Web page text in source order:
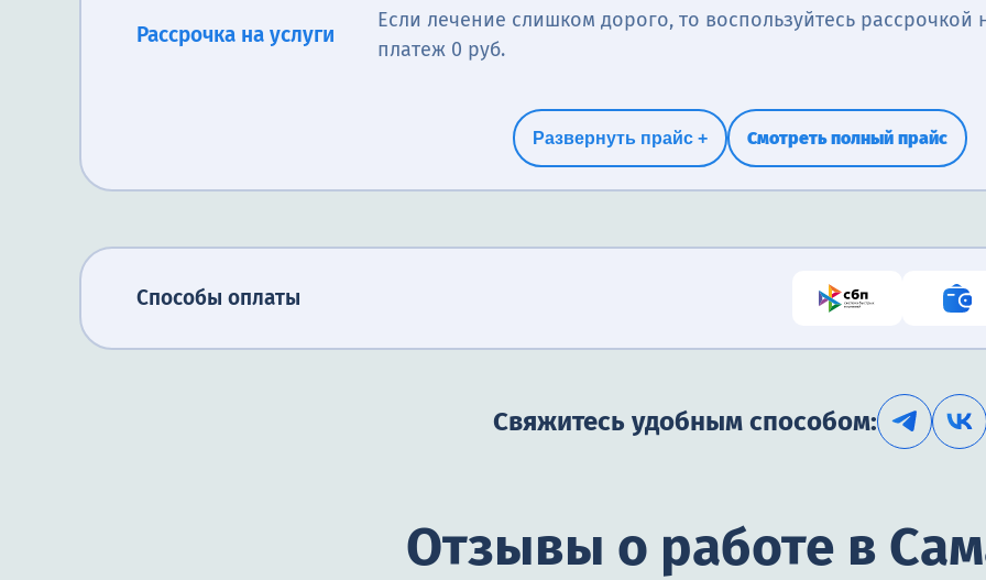
Рассрочка на услуги
Если лечение слишком дорого, то воспользуйтесь
платеж 0 руб.
Развернуть прайс + Смотреть полный прайс
Способы оплаты
Свяжитесь удобным способом:
Отзывы о работе в